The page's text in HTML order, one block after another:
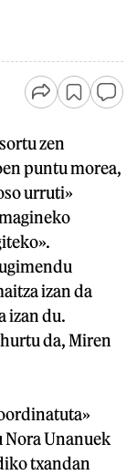
zen
puntu morea,
urruti»
izan da
izan du.
da, Miren
Nora Unanuek
txandan